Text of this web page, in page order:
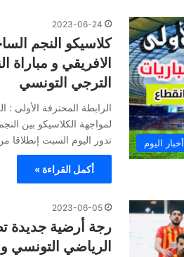
أخبار اليوم
2023-06-24
كلاسيكو النجم
الافريقي و مباراة
الترجي التونسي
لمواجهة الكلاسيكو بين
تدور اليوم السبت إنطلاقا
أكمل القراءة »
2023-06-05
رجة أرضية جديدة
الرياضي التونسي